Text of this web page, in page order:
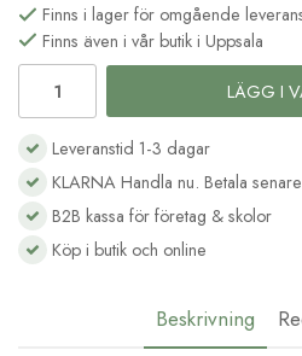
Finns i lager för omgående
Finns även i vår butik i Uppsala
LÄGG I
Leveranstid 1-3 dagar
KLARNA Handla nu. Betala senare
B2B kassa för företag & skolor
Köp i butik och online
Beskrivning